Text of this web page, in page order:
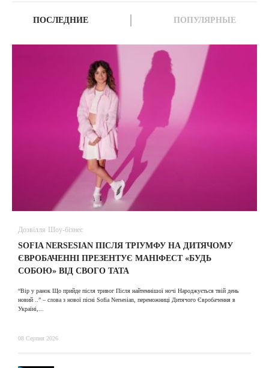
ПОСЛЕДНИЕ ПОПУЛЯРНЫЕ
Дозвілля Шоу-бізнес
SOFIA NERSESIAN ПІСЛЯ ТРІУМФУ НА ДИТЯЧОМУ
ЄВРОБАЧЕННІ ПРЕЗЕНТУЄ МАНІФЕСТ «БУДЬ
СОБОЮ» ВІД СВОГО ТАТА
“Вір у ранок Що прийде після тривог Після найтемнішої ночі Народжується твій день
новий ..” – слова з нової пісні Sofia Nersesian, переможниці Дитячого Євробачення в
Україні,...
08 Серпня 2026